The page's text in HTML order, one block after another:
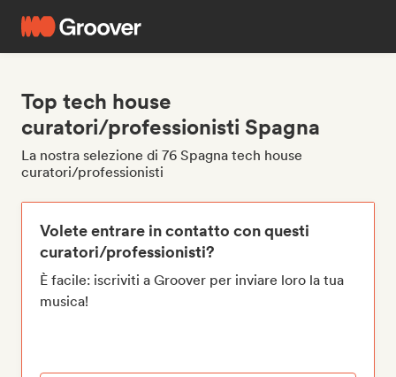
Top tech house
curatori/professionisti Spagna
La nostra selezione di 76 Spagna tech house
curatori/professionisti
Volete entrare in contatto con questi
curatori/professionisti?
È facile: iscriviti a Groover per inviare loro la tua
musica!